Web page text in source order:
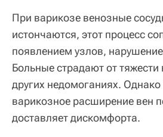
При варикозе венозные
истончаются, этот процесс
появлением узлов,
Больные страдают от тяжести
других недомоганиях.
варикозное расширение вен
доставляет дискомфорта.